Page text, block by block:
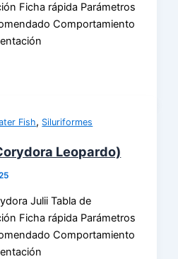
Ficha rápida Parámetros
Comportamiento
Fish, Siluriformes
Leopardo)
Julii Tabla de
Ficha rápida Parámetros
Comportamiento